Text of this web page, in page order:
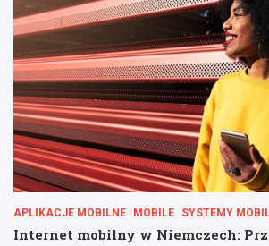
APLIKACJE MOBILNE MOBILE SYSTEMY
Internet mobilny w Niemczech: